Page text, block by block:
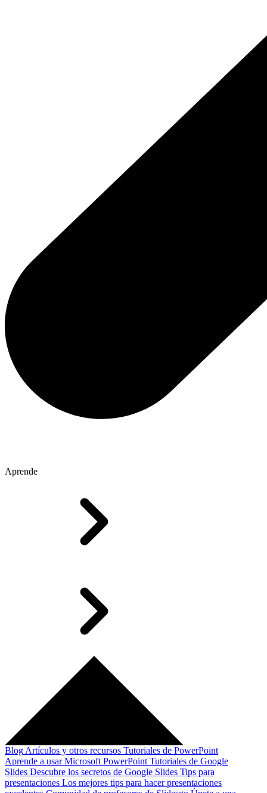
Aprende
Blog Artículos y otros recursos Tutoriales de PowerPoint
Aprende a usar Microsoft PowerPoint Tutoriales de Google
Slides Descubre los secretos de Google Slides Tips para
presentaciones Los mejores tips para hacer presentaciones